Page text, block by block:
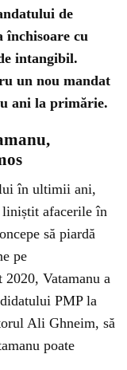
de
cu
intangibil.
un nou mandat
ani la primărie.
în ultimii ani,
liniștit afacerile în
să piardă
pe
Vatamanu a
PMP la
Ali Ghneim, să
poate